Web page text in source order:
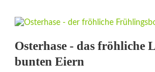
meist
um
Osterhase - das fröhliche
bunten Eiern